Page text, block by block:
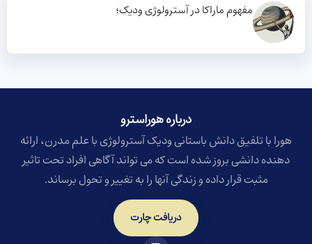
مفهوم ماراکا در آسترولوژی ودیک؛
درباره هوراسترو​
هورا با تلفیق دانش باستانی ودیک آسترولوژی با علم مدرن، ارائه
دهنده دانشی بروز شده است که می تواند آگاهی افراد تحت تاثیر
مثبت قرار داده و زندگی آنها را به تغییر و تحول برساند.
دریافت چارت